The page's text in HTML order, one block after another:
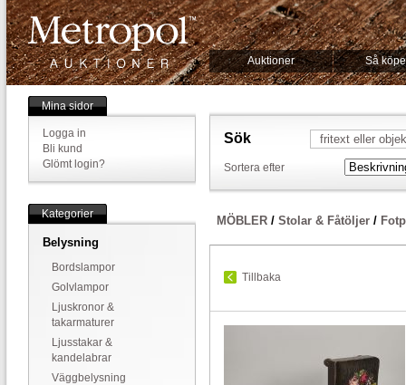
Auktioner Så
Mina sidor
Logga in
Bli kund
Glömt login?
Kategorier
Belysning
Bordslampor
Golvlampor
Ljuskronor &
takarmaturer
Ljusstakar &
kandelabrar
Väggbelysning
Sök
Sortera efter
MÖBLER / Stolar & Fåtöljer /
Tillbaka